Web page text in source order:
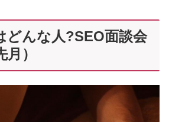
どんな人?SEO面談会
）